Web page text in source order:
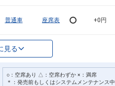
普通車 座席表 +0円
見る
○：空席あり △：空席わずか ×：満席
＊：発売前もしくはシステムメンテナンス中